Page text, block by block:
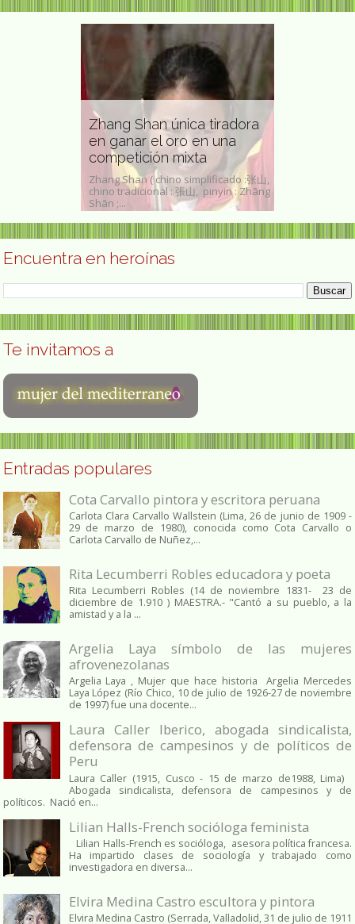
Zhang Shan única tiradora
en ganar el oro en una
competición mixta
Zhang Shan ( chino simplificado :张山,
chino tradicional : 張山, pinyin : Zhāng
Shān ;...
Encuentra en heroínas
Te invitamos a
Entradas populares
Cota Carvallo pintora y escritora peruana
Carlota Clara Carvallo Wallstein (Lima, 26 de junio de 1909 -
29 de marzo de 1980), conocida como Cota Carvallo o
Carlota Carvallo de Nuñez,...
Rita Lecumberri Robles educadora y poeta
Rita Lecumberri Robles (14 de noviembre 1831- 23 de
diciembre de 1.910 ) MAESTRA.- "Cantó a su pueblo, a la
amistad y a la ...
Argelia Laya símbolo de las mujeres
afrovenezolanas
Argelia Laya , Mujer que hace historia Argelia Mercedes
Laya López (Río Chico, 10 de julio de 1926-27 de noviembre
de 1997) fue una docente...
Laura Caller Iberico, abogada sindicalista,
defensora de campesinos y de políticos de
Peru
Laura Caller (1915, Cusco - 15 de marzo de1988, Lima)
Abogada sindicalista, defensora de campesinos y de
políticos. Nació en...
Lilian Halls-French socióloga feminista
Lilian Halls-French es socióloga, asesora política francesa.
Ha impartido clases de sociología y trabajado como
investigadora en diversa...
Elvira Medina Castro escultora y pintora
Elvira Medina Castro (Serrada, Valladolid, 31 de julio de 1911